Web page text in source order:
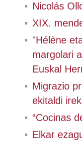
Nicolás
XIX.
"Hélène
margolari
Euskal
Migrazio
ekitaldi
“Cocinas
Elkar